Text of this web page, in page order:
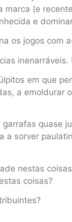
marca (e
e
os jogos com
em que
a emoldurar
quase
a sorver
nestas
coisas?